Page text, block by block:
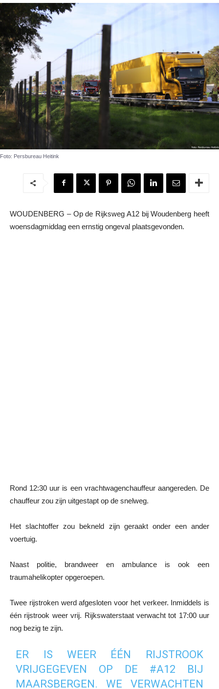
Foto: Persbureau Heitink
WOUDENBERG – Op de Rijksweg A12 bij Woudenberg heeft
woensdagmiddag een ernstig ongeval plaatsgevonden.
Rond 12:30 uur is een vrachtwagenchauffeur aangereden. De
chauffeur zou zijn uitgestapt op de snelweg.
Het slachtoffer zou bekneld zijn geraakt onder een ander
voertuig.
Naast politie, brandweer en ambulance is ook een
traumahelikopter opgeroepen.
Twee rijstroken werd afgesloten voor het verkeer. Inmiddels is
één rijstrook weer vrij. Rijkswaterstaat verwacht tot 17:00 uur
nog bezig te zijn.
ER IS WEER ÉÉN RIJSTROOK
VRIJGEGEVEN OP DE #A12 BIJ
MAARSBERGEN. WE VERWACHTEN